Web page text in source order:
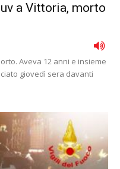
a Vittoria, morto
Aveva 12 anni e insieme
giovedì sera davanti